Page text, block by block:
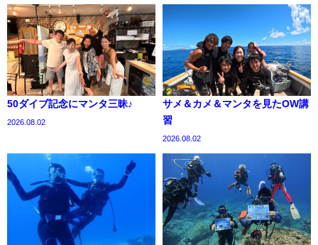
50ダイブ記念にマンタ三昧♪
2026.08.02
サメ＆カメ＆マンタを見たOW講
習
2026.08.02